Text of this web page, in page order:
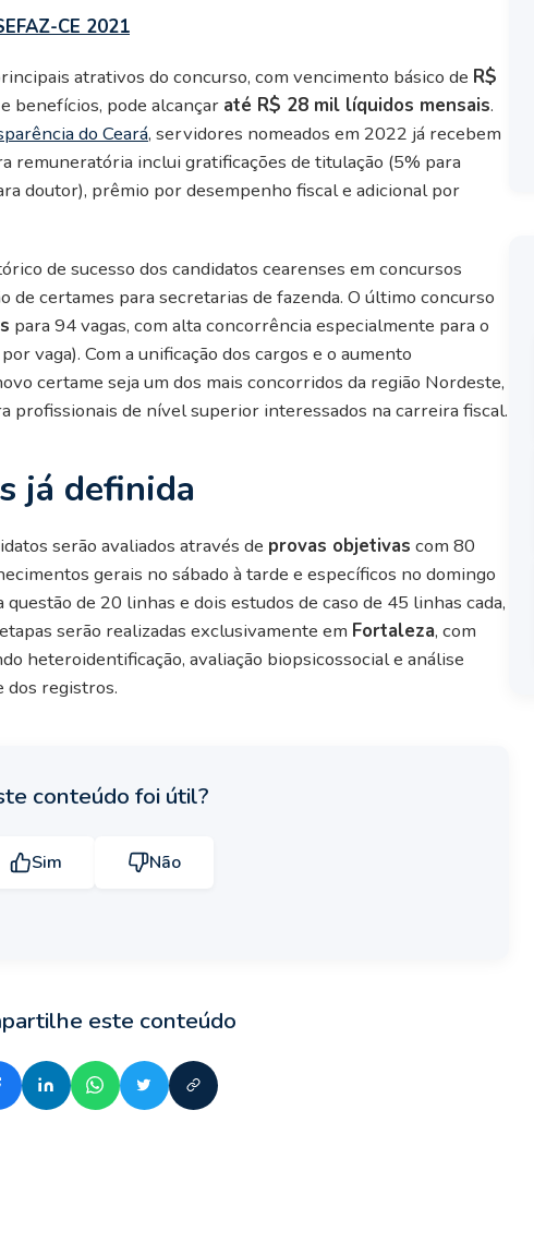
CE 2021
atrativos do concurso, com vencimento básico de R$
benefícios, pode alcançar até R$ 28 mil líquidos mensais.
do Ceará, servidores nomeados em 2022 já recebem
remuneratória inclui gratificações de titulação (5% para
doutor), prêmio por desempenho fiscal e adicional por
de sucesso dos candidatos cearenses em concursos
de certames para secretarias de fazenda. O último concurso
para 94 vagas, com alta concorrência especialmente para o
vaga). Com a unificação dos cargos e o aumento
certame seja um dos mais concorridos da região Nordeste,
profissionais de nível superior interessados na carreira fiscal.
já definida
serão avaliados através de provas objetivas com 80
gerais no sábado à tarde e específicos no domingo
questão de 20 linhas e dois estudos de caso de 45 linhas cada,
serão realizadas exclusivamente em Fortaleza, com
heteroidentificação, avaliação biopsicossocial e análise
dos registros.
conteúdo foi útil?
Sim Não
este conteúdo